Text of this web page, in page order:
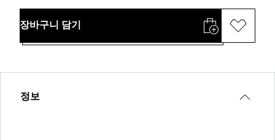
장바구니 담기
정보